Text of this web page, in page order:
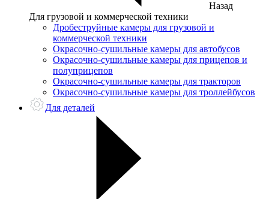
Назад
Для грузовой и коммерческой техники
Дробеструйные камеры для грузовой и
коммерческой техники
Окрасочно-сушильные камеры для автобусов
Окрасочно-сушильные камеры для прицепов и
полуприцепов
Окрасочно-сушильные камеры для тракторов
Окрасочно-сушильные камеры для троллейбусов
Для деталей